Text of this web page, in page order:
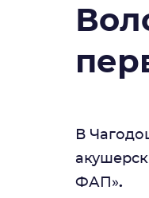
В
ФАП».